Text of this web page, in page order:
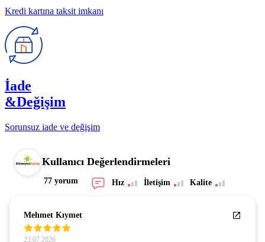
Kredi kartına taksit imkanı
İade
&Değişim
Sorunsuz iade ve değişim
Kullanıcı Değerlendirmeleri
77 yorum Hız İletişim Kalite
Mehmet Kıymet
23.07.2026